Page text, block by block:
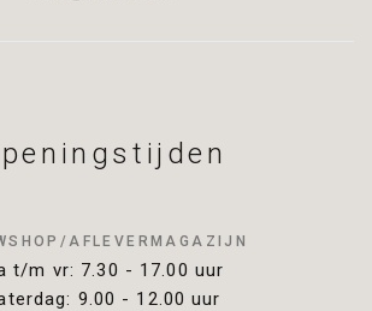
AFLEVERMAGAZIJN
t/m vr: 7.30 - 17.00 uur
9.00 - 12.00 uur